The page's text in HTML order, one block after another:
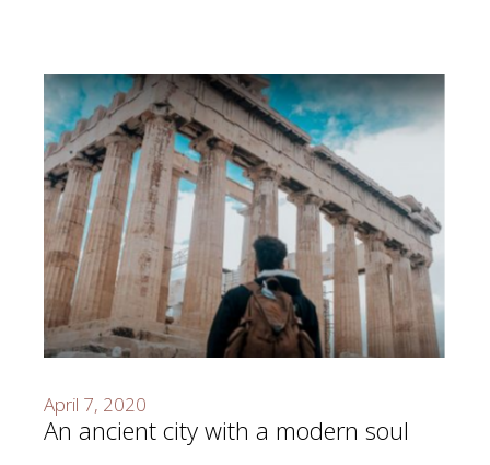
April 7, 2020
An ancient city with a modern soul